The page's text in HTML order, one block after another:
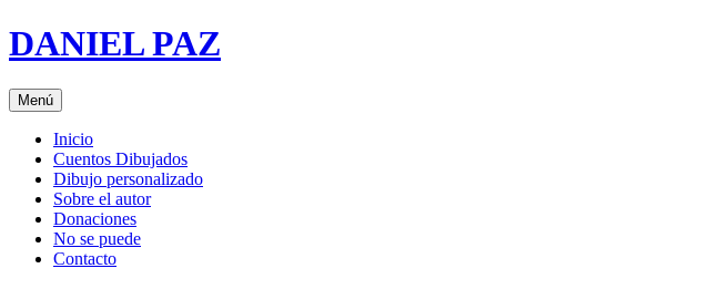
Saltar
al
DANIEL PAZ
Menú
Inicio
Cuentos Dibujados
Dibujo personalizado
Sobre el autor
Donaciones
No se puede
Contacto